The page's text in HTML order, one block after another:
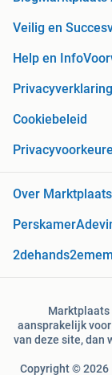
Veilig en
Help en Info
Privacyverklaring
Cookiebeleid
Over Marktplaats
Perskamer
2dehands
Marktplaats
aansprakelijk
van deze site, dan
Copyright © 2026